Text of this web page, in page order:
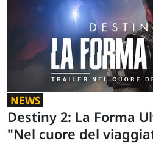
NEWS
Destiny 2: La Forma
"Nel cuore del